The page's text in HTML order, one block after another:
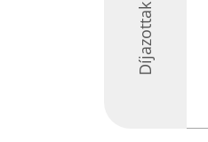
Díjazottak